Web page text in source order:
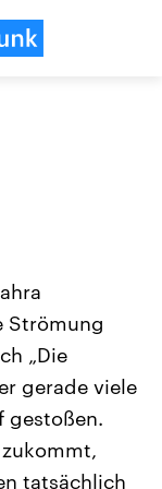
Beiträge,
und
die Vereinigten
Einfluss auf
Strömung
„Die
gerade viele
gestoßen.
tatsächlich